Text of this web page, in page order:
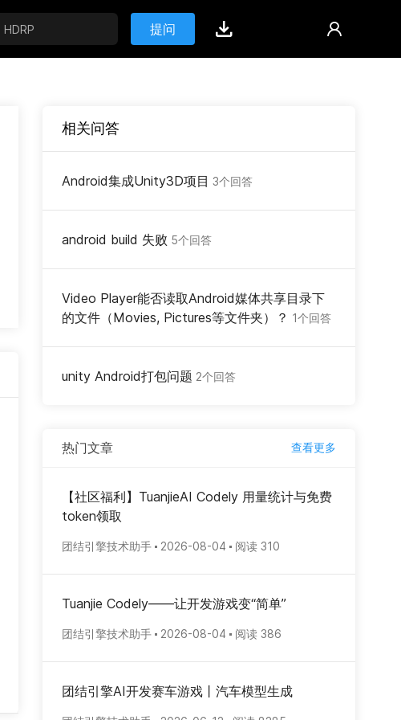
提问
相关问答
Android集成Unity3D项目 3个回答
android build 失败 5个回答
Video Player能否读取Android媒体共享目录下
的文件（Movies, Pictures等文件夹）？ 1个回答
unity Android打包问题 2个回答
热门文章 查看更多
【社区福利】TuanjieAI Codely 用量统计与免费
token领取
团结引擎技术助手 2026-08-04 阅读 310
Tuanjie Codely——让开发游戏变“简单”
团结引擎技术助手 2026-08-04 阅读 386
团结引擎AI开发赛车游戏丨汽车模型生成